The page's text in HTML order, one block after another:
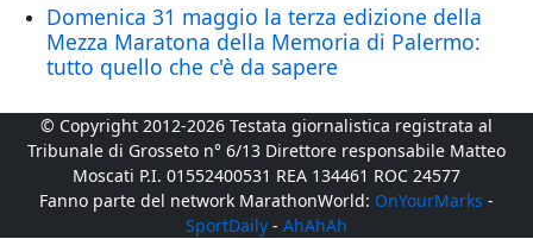
Domenica 31 maggio la terza edizione della
Mezza Maratona della Memoria di Palermo:
tutto quello che c'è da sapere
© Copyright 2012-2026 Testata giornalistica registrata al
Tribunale di Grosseto n° 6/13 Direttore responsabile Matteo
Moscati P.I. 01552400531 REA 134461 ROC 24577
Fanno parte del network MarathonWorld: OnYourMarks -
SportDaily - AhAhAh